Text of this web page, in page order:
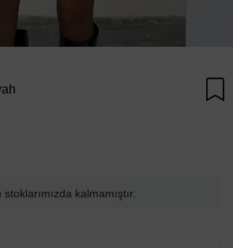
stoklarımızda kalmamıştır.